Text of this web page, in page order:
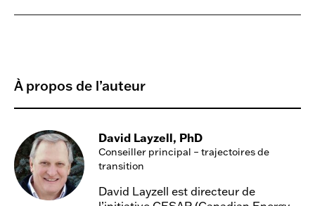
À propos de l’auteur
David Layzell, PhD
Conseiller principal – trajectoires de
transition
David Layzell est directeur de